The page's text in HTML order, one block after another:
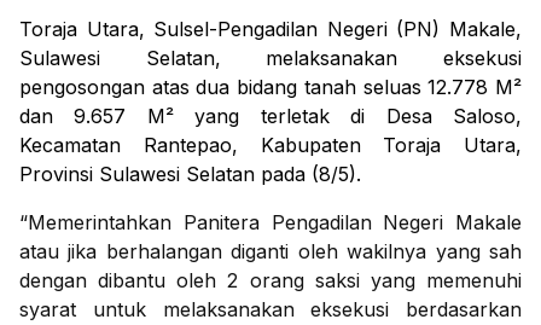
Toraja Utara, Sulsel-Pengadilan Negeri (PN) Makale,
Sulawesi Selatan, melaksanakan eksekusi
pengosongan atas dua bidang tanah seluas 12.778 M²
dan 9.657 M² yang terletak di Desa Saloso,
Kecamatan Rantepao, Kabupaten Toraja Utara,
Provinsi Sulawesi Selatan pada (8/5).
“Memerintahkan Panitera Pengadilan Negeri Makale
atau jika berhalangan diganti oleh wakilnya yang sah
dengan dibantu oleh 2 orang saksi yang memenuhi
syarat untuk melaksanakan eksekusi berdasarkan